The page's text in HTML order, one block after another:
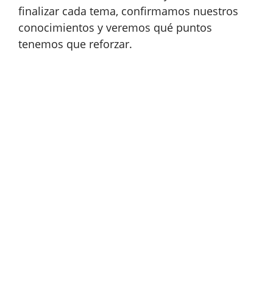
finalizar cada tema, confirmamos nuestros
conocimientos y veremos qué puntos
tenemos que reforzar.